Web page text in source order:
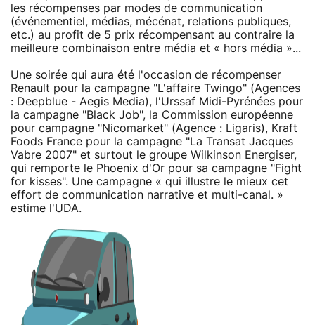
les récompenses par modes de communication
(événementiel, médias, mécénat, relations publiques,
etc.) au profit de 5 prix récompensant au contraire la
meilleure combinaison entre média et « hors média »...
Une soirée qui aura été l'occasion de récompenser
Renault pour la campagne "L'affaire Twingo" (Agences
: Deepblue - Aegis Media), l'Urssaf Midi-Pyrénées pour
la campagne "Black Job", la Commission européenne
pour campagne "Nicomarket" (Agence : Ligaris), Kraft
Foods France pour la campagne "La Transat Jacques
Vabre 2007" et surtout le groupe Wilkinson Energiser,
qui remporte le Phoenix d'Or pour sa campagne "Fight
for kisses". Une campagne « qui illustre le mieux cet
effort de communication narrative et multi-canal. »
estime l'UDA.